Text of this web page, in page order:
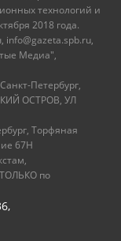
технологий и
2018 года.
info@gazeta.spb.ru,
Медиа",
Петербург,
ОСТРОВ, УЛ
Торфяная
67Н
по